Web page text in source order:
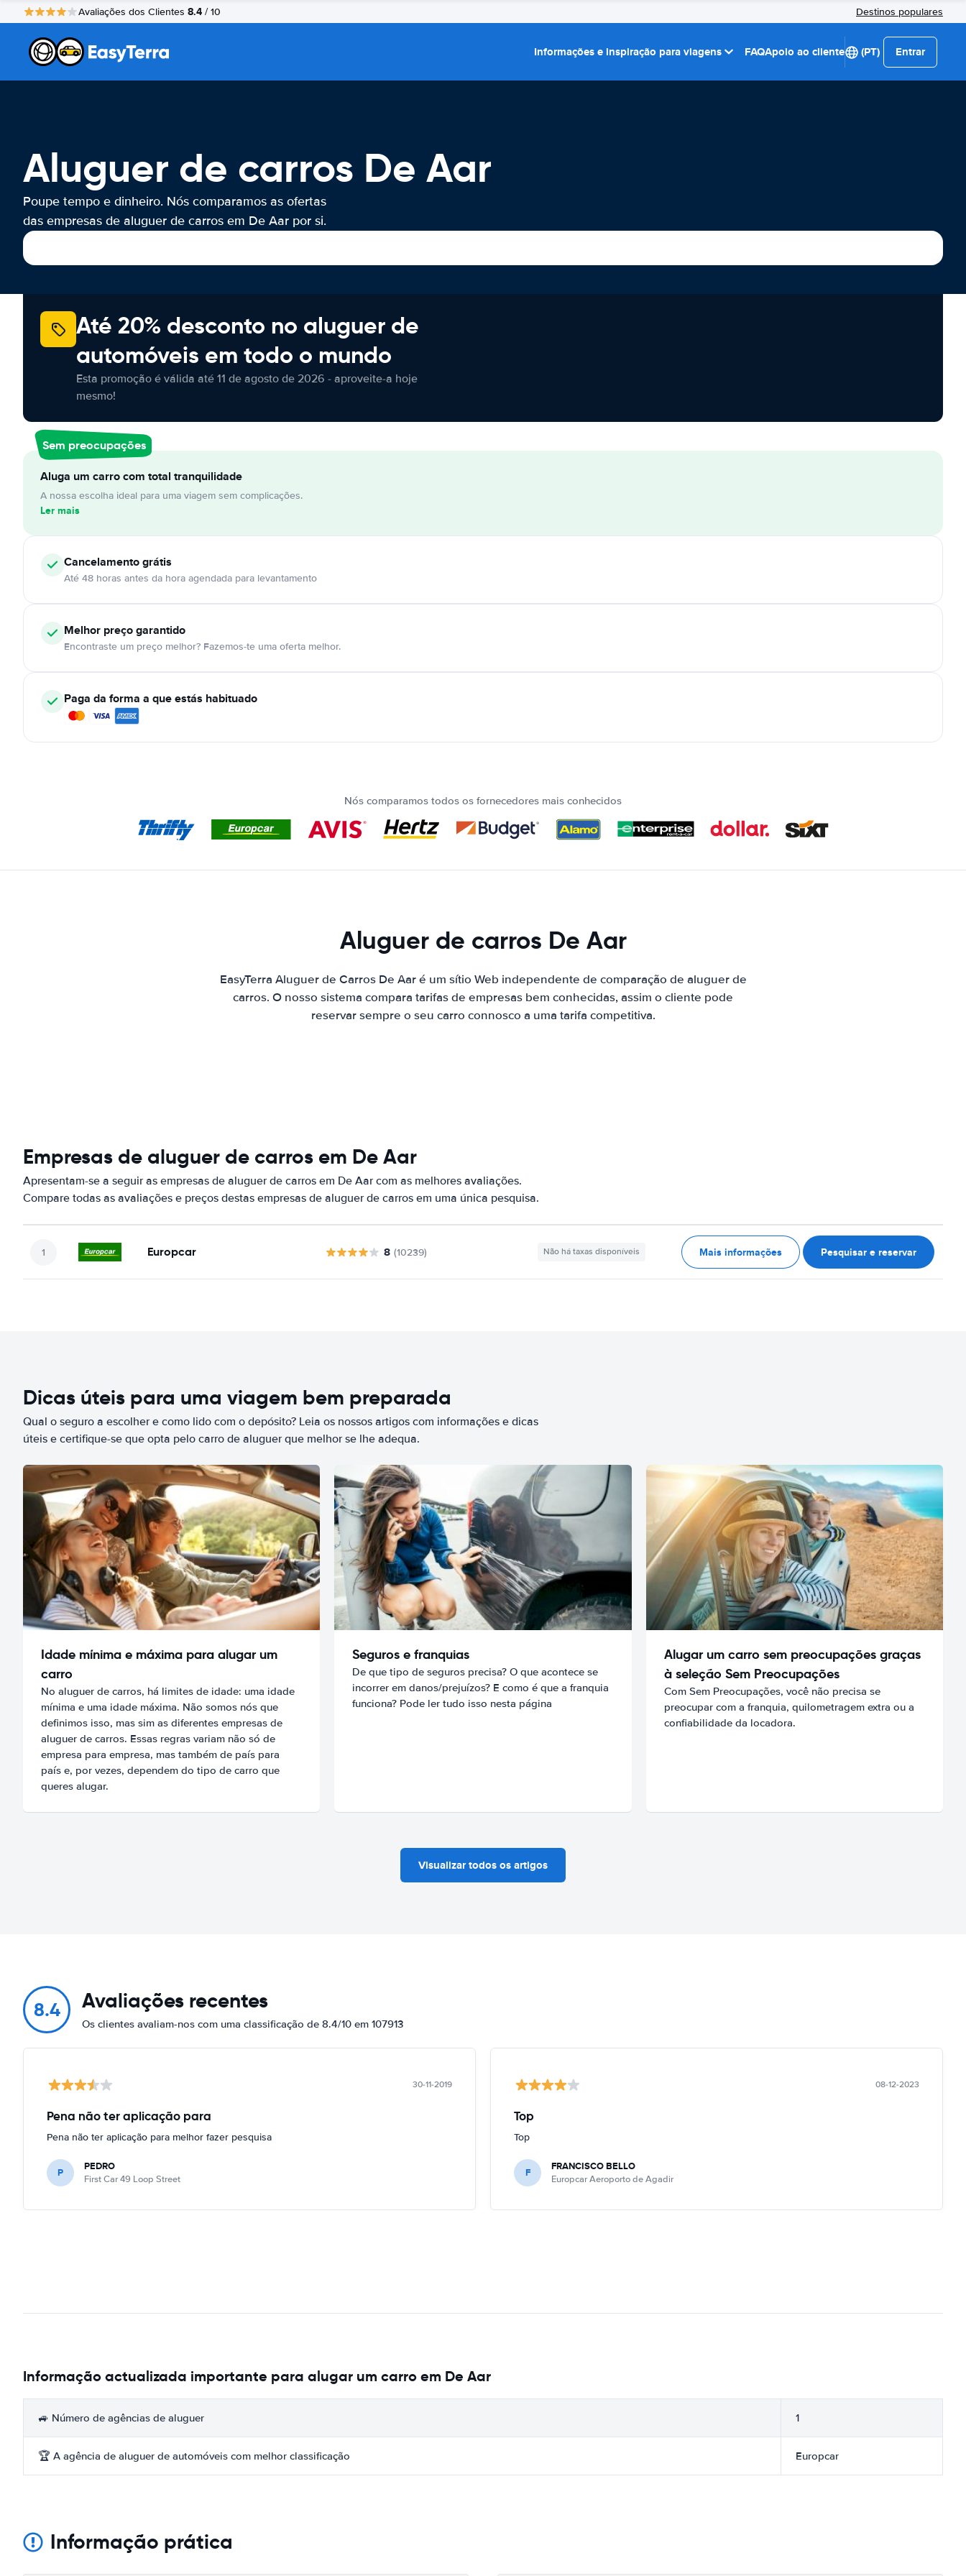
Avaliações dos Clientes 8.4 / 10 Destinos populares
Informações e inspiração para viagens FAQApoio ao cliente (PT) Entrar
Aluguer de carros De Aar
Poupe tempo e dinheiro. Nós comparamos as ofertas
das empresas de aluguer de carros em De Aar por si.
Até 20% desconto no aluguer de
automóveis em todo o mundo
Esta promoção é válida até 11 de agosto de 2026 - aproveite-a hoje
mesmo!
Sem preocupações
Aluga um carro com total tranquilidade
A nossa escolha ideal para uma viagem sem complicações.
Ler mais
Cancelamentográtis
Até 48 horas antes da hora agendada para levantamento
Melhor preço garantido
Encontraste um preço melhor? Fazemos-te uma oferta melhor.
Paga da forma a que estás habituado
Nós comparamos todos os fornecedores mais conhecidos
Aluguer de carros De Aar
EasyTerra Aluguer de Carros De Aar é um sítio Web independente de comparação de aluguer de
carros. O nosso sistema compara tarifas de empresas bem conhecidas, assim o cliente pode
reservar sempre o seu carro connosco a uma tarifa competitiva.
Empresas de aluguer de carros em De Aar
Apresentam-se a seguir as empresas de aluguer de carros em De Aar com as melhores avaliações.
Compare todas as avaliações e preços destas empresas de aluguer de carros em uma única pesquisa.
Europcar 8 (10239) Não há taxas disponíveis Mais informações Pesquisar e reservar
Dicas úteis para uma viagem bem preparada
Qual o seguro a escolher e como lido com o depósito? Leia os nossos artigos com informações e dicas
úteis e certifique-se que opta pelo carro de aluguer que melhor se lhe adequa.
Idade mínima e máxima para alugar um
carro
No aluguer de carros, há limites de idade: uma idade
mínima e uma idade máxima. Não somos nós que
definimos isso, mas sim as diferentes empresas de
aluguer de carros. Essas regras variam não só de
empresa para empresa, mas também de país para
país e, por vezes, dependem do tipo de carro que
queres alugar.
Seguros e franquias
De que tipo de seguros precisa? O que acontece se
incorrer em danos/prejuízos? E como é que a franquia
funciona? Pode ler tudo isso nesta página
Alugar um carro sem preocupações graças
à seleção Sem Preocupações
Com Sem Preocupações, você não precisa se
preocupar com a franquia, quilometragem extra ou a
confiabilidade da locadora.
Visualizar todos os artigos
8.4 Avaliações recentes
Os clientes avaliam-nos com uma classificação de 8.4/10 em 107913
30-11-2019
Pena não ter aplicação para
Pena não ter aplicação para melhor fazer pesquisa
P PEDRO
First Car 49 Loop Street
08-12-2023
Top
Top
F FRANCISCO BELLO
Europcar Aeroporto de Agadir
Informação actualizada importante para alugar um carro em De Aar
🚙 Número de agências de aluguer 1
🏆 A agência de aluguer de automóveis com melhor classificação Europcar
Informação prática